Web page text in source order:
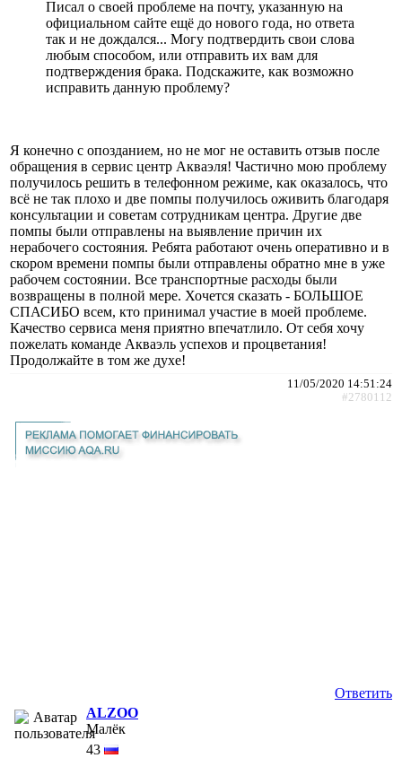
Писал о своей проблеме на почту, указанную на
официальном сайте ещё до нового года, но ответа
так и не дождался... Могу подтвердить свои слова
любым способом, или отправить их вам для
подтверждения брака. Подскажите, как возможно
исправить данную проблему?
Я конечно с опозданием, но не мог не оставить отзыв после
обращения в сервис центр Акваэля! Частично мою проблему
получилось решить в телефонном режиме, как оказалось, что
всё не так плохо и две помпы получилось оживить благодаря
консультации и советам сотрудникам центра. Другие две
помпы были отправлены на выявление причин их
нерабочего состояния. Ребята работают очень оперативно и в
скором времени помпы были отправлены обратно мне в уже
рабочем состоянии. Все транспортные расходы были
возвращены в полной мере. Хочется сказать - БОЛЬШОЕ
СПАСИБО всем, кто принимал участие в моей проблеме.
Качество сервиса меня приятно впечатлило. От себя хочу
пожелать команде Акваэль успехов и процветания!
Продолжайте в том же духе!
11/05/2020 14:51:24
#2780112
Ответить
ALZOO
Малёк
43